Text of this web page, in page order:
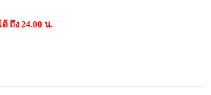
ถึง 24.00 น.